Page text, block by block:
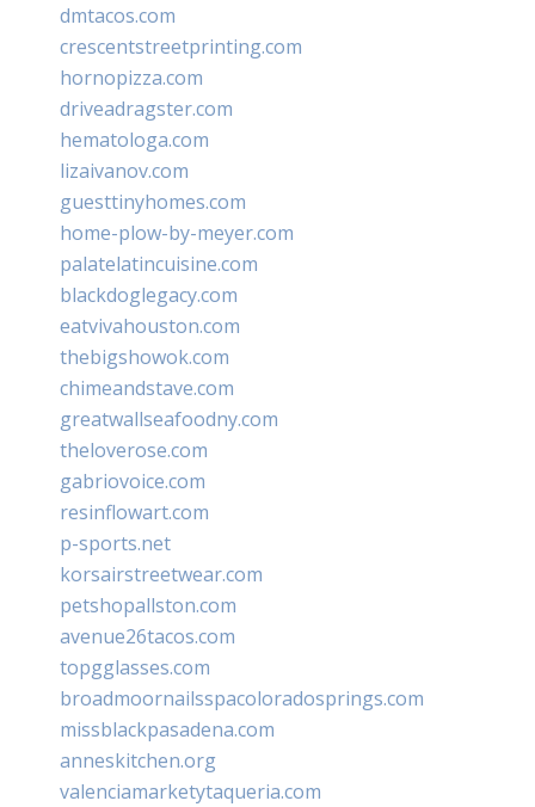
dmtacos.com
crescentstreetprinting.com
hornopizza.com
driveadragster.com
hematologa.com
lizaivanov.com
guesttinyhomes.com
home-plow-by-meyer.com
palatelatincuisine.com
blackdoglegacy.com
eatvivahouston.com
thebigshowok.com
chimeandstave.com
greatwallseafoodny.com
theloverose.com
gabriovoice.com
resinflowart.com
p-sports.net
korsairstreetwear.com
petshopallston.com
avenue26tacos.com
topgglasses.com
broadmoornailsspacoloradosprings.com
missblackpasadena.com
anneskitchen.org
valenciamarketytaqueria.com